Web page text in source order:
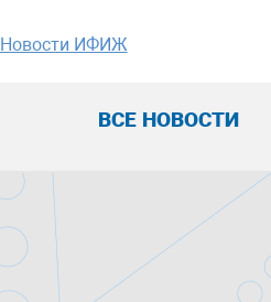
Новости ИФИЖ
ВСЕ НОВОСТИ